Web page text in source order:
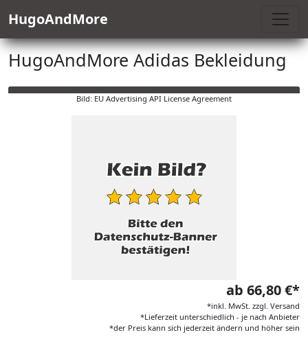
HugoAndMore
HugoAndMore Adidas Bekleidung
Bild: EU Advertising API License Agreement
ab 66,80 €*
*inkl. MwSt. zzgl. Versand
*Lieferzeit unterschiedlich - je nach Anbieter
*der Preis kann sich jederzeit ändern und höher sein